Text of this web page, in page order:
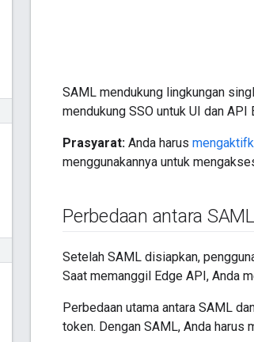
SAML mendukung lingkungan
mendukung SSO untuk UI dan
Prasyarat: Anda harus
menggunakannya untuk
Perbedaan antara
Setelah SAML disiapkan,
Saat memanggil Edge API, Anda
Perbedaan utama antara SAML
token. Dengan SAML, Anda harus